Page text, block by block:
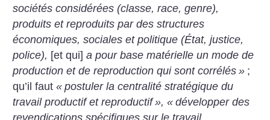
sociétés considérées (classe, race, genre),
produits et reproduits par des structures
économiques, sociales et politique (État, justice,
police), [et qui]a pour base matérielle un mode de
production et de reproduction qui sont corrélés » ;
qu’il faut« postuler la centralité stratégique du
travail productif et reproductif », « développer des